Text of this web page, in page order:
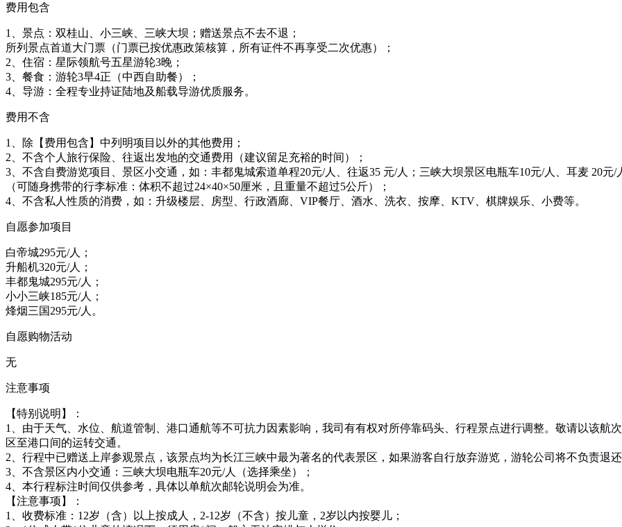
费用包含
1、景点：双桂山、小三峡、三峡大坝；赠送景点不去不退；
所列景点首道大门票（门票已按优惠政策核算，所有证件不再享受二次优惠）；
2、住宿：星际领航号五星游轮3晚；
3、餐食：游轮3早4正（中西自助餐）；
4、导游：全程专业持证陆地及船载导游优质服务。
费用不含
1、除【费用包含】中列明项目以外的其他费用；
2、不含个人旅行保险、往返出发地的交通费用（建议留足充裕的时间）；
3、不含自费游览项目、景区小交通，如：丰都鬼城索道单程20元/人、往返35 元/人；三峡大坝景区电瓶车10元/人、耳麦 20
（可随身携带的行李标准：体积不超过24×40×50厘米，且重量不超过5公斤）；
4、不含私人性质的消费，如：升级楼层、房型、行政酒廊、VIP餐厅、酒水、洗衣、按摩、KTV、棋牌娱乐、小费等。
自愿参加项目
白帝城295元/人；
升船机320元/人；
丰都鬼城295元/人；
小小三峡185元/人；
烽烟三国295元/人。
自愿购物活动
无
注意事项
【特别说明】：
1、由于天气、水位、航道管制、港口通航等不可抗力因素影响，我司有有权对所停靠码头、行程景点进行调整。敬请以该航
区至港口间的运转交通。
2、行程中已赠送上岸参观景点，该景点均为长江三峡中最为著名的代表景区，如果游客自行放弃游览，游轮公司将不负责退还
3、不含景区内小交通：三峡大坝电瓶车20元/人（选择乘坐）；
4、本行程标注时间仅供参考，具体以单航次邮轮说明会为准。
【注意事项】：
1、收费标准：12岁（含）以上按成人，2-12岁（不含）按儿童，2岁以内按婴儿；